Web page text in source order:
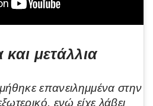
μετάλλια
επανειλημμένα στην
ενώ είχε λάβει